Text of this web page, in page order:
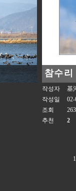
참수리
작성자
基
작성일
02-
조회
추천
2
1